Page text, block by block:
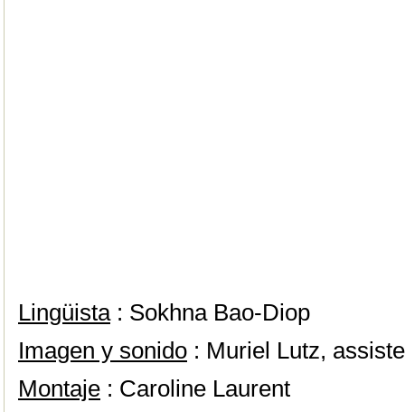
Lingüista: Sokhna Bao-Diop
Imagen y sonido : Muriel Lutz,
Montaje : Caroline Laurent